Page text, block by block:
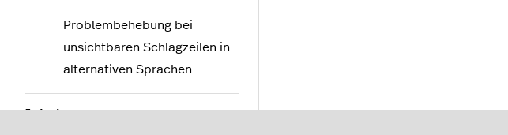
Problembehebung bei
unsichtbaren Schlagzeilen in
alternativen Sprachen